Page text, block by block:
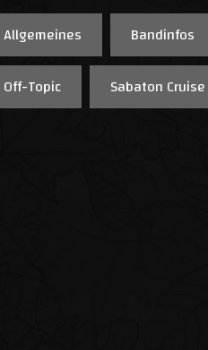
Allgemeines Bandinfos
Off-Topic
Sabaton Cruise